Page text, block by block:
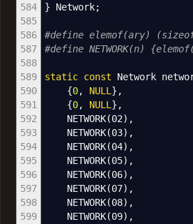
584
585
586
587
588
589
590
591
592
593
594
595
596
597
598
599
} Network;
#define elemof(ary)
#define NETWORK(n)
static const Network
{0, NULL} ,
{0, NULL} ,
NETWORK(02) ,
NETWORK(03) ,
NETWORK(04) ,
NETWORK(05) ,
NETWORK(06) ,
NETWORK(07) ,
NETWORK(08) ,
NETWORK(09) ,